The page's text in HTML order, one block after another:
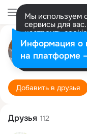
Мы используем
сервисы для
настроить
представитель.
Разрешить все
Лора
Добавить в друзья
Друзья 112
Информация о
на платформе